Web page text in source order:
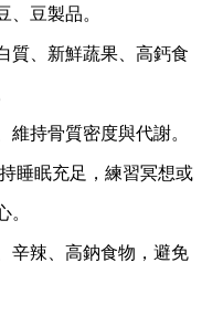
、豆製品。
質、新鮮蔬果、高鈣食
維持骨質密度與代謝。
睡眠充足，練習冥想或
。
辛辣、高鈉食物，避免